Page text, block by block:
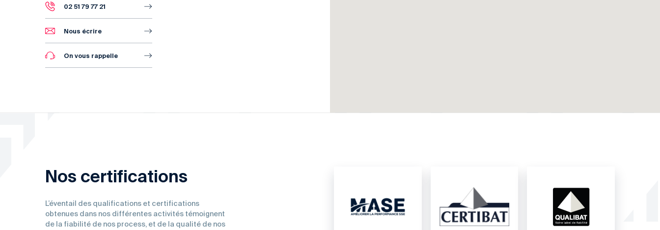
02 51 79 77 21
Nous écrire
On vous rappelle
Nos certifications
L’éventail des qualifications et certifications
obtenues dans nos différentes activités témoignent
de la fiabilité de nos process, et de la qualité de nos